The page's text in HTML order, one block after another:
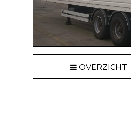
OVERZICHT